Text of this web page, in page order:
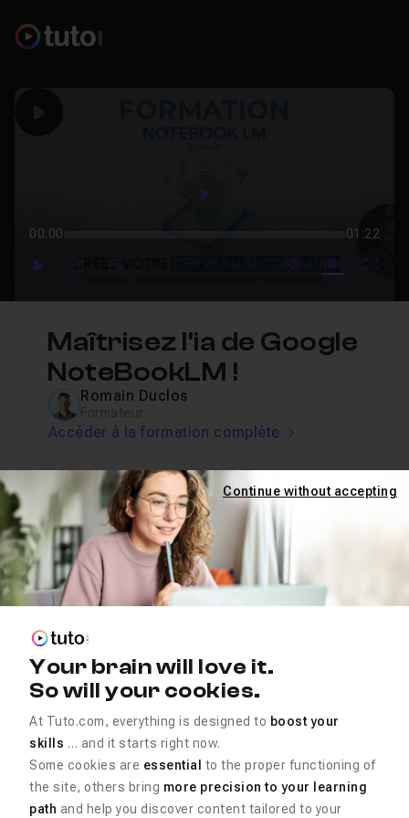
Play
00:00 01:22
PlayForwardForward mute video
Subtitles
Maîtrisez l'ia de Google
NoteBookLM !
Romain Duclos
Accéder à la formation complète